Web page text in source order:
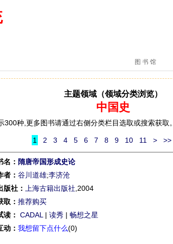
图 书 馆
主题领域（领域分类浏览）
中国史
300种,更多图书请通过右侧分类栏目选取或搜索获取。
1 2 3 4 5 6 7 8 9 10 11 > >>
名： 隋唐帝国形成史论
者： 谷川道雄;李济沧
版社：
上海古籍出版社 ,2004
取： 推荐购买
读： CADAL | 读秀 | 畅想之星
动： 我想留下点什么(0)